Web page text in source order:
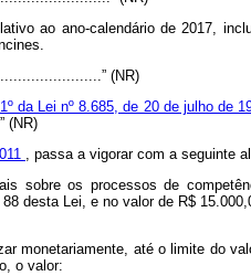
ao ano-calendário de 2017,
(NR)
da Lei nº 8.685, de 20 de julho de
(NR)
, passa a vigorar com a seguinte
sobre os processos de
desta Lei, e no valor de R$
monetariamente, até o limite do
o valor: